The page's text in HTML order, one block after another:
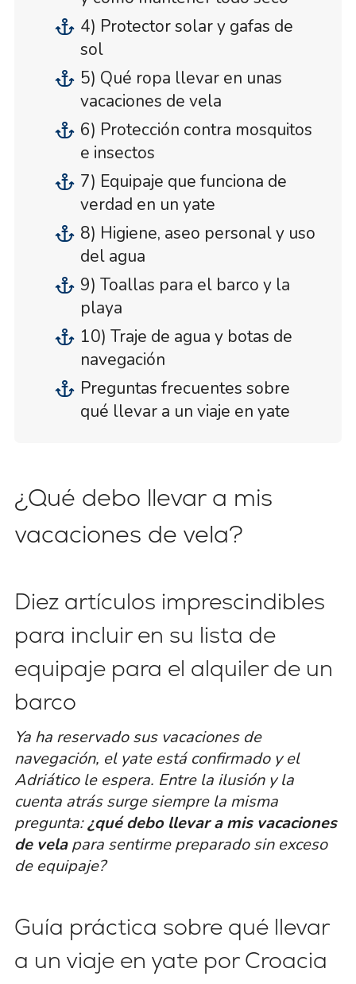
4) Protector solar y gafas de
sol
5) Qué ropa llevar en unas
vacaciones de vela
6) Protección contra mosquitos
e insectos
7) Equipaje que funciona de
verdad en un yate
8) Higiene, aseo personal y uso
del agua
9) Toallas para el barco y la
playa
10) Traje de agua y botas de
navegación
Preguntas frecuentes sobre
qué llevar a un viaje en yate
¿Qué debo llevar a mis
vacaciones de vela?
Diez artículos imprescindibles
para incluir en su lista de
equipaje para el alquiler de un
barco
Ya ha reservado sus vacaciones de
navegación, el yate está confirmado y el
Adriático le espera. Entre la ilusión y la
cuenta atrás surge siempre la misma
pregunta:¿qué debo llevar a mis vacaciones
de velapara sentirme preparado sin exceso
de equipaje?
Guía práctica sobre qué llevar
a un viaje en yate por Croacia